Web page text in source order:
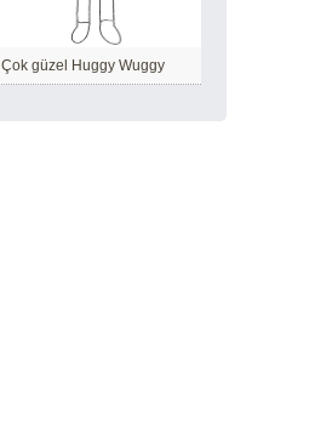
Çok güzel Huggy Wuggy